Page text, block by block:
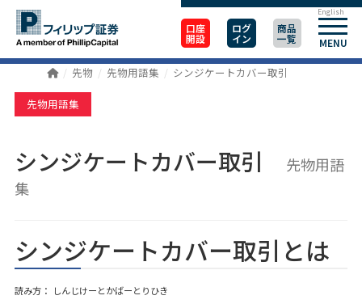
口座
開設
ログ
イン
商品
一覧 MENU
English
先物 先物用語集 シンジケートカバー取引
先物用語集
シンジケートカバー取引
先物用語
集
シンジケートカバー取引とは
読み方： しんじけーとかばーとりひき